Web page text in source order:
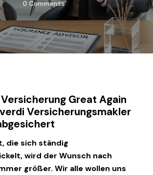
0 Comments
Great Again
Versicherungsmakler
die sich ständig
wird der Wunsch nach
größer. Wir alle wollen uns